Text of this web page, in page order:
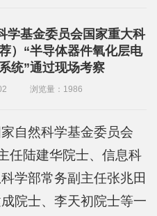
学基金委员会国家重大科
）“半导体器件氧化层电
统”通过现场考察
浏览量： 1986
自然科学基金委员会
任陆建华院士、信息科
学部常务副主任张兆田
院士、李天初院士等一